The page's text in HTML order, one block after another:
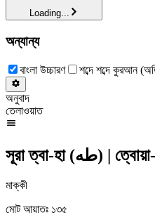
Loading...
অন্যান্য
বাংলা উচ্চারণ শব্দে শব্দে কুরআন
অনুবাদ
তেলাওয়াত
সূরা ত্বা-হা (طه) |
মাক্কী
মোট আয়াতঃ ১৩৫